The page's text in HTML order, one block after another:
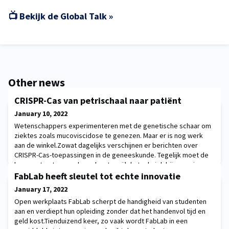
📺 Bekijk de Global Talk »
Other news
CRISPR-Cas van petrischaal naar patiënt
January 10, 2022
Wetenschappers experimenteren met de genetische schaar om
ziektes zoals mucoviscidose te genezen. Maar er is nog werk
aan de winkel.Zowat dagelijks verschijnen er berichten over
CRISPR-Cas-toepassingen in de geneeskunde. Tegelijk moet de
hype wat getemperd worden: terwijl de techniek bij sommige
ziektes patiënten echt al beter kan maken, is het voor andere
FabLab heeft sleutel tot echte innovatie
January 17, 2022
Open werkplaats FabLab scherpt de handigheid van studenten
aan en verdiept hun opleiding zonder dat het handenvol tijd en
geld kost.Tienduizend keer, zo vaak wordt FabLab in een